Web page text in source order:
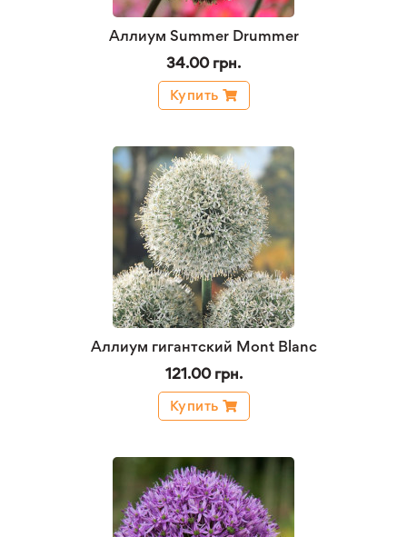
Аллиум Summer Drummer
34.00 грн.
Купить
Аллиум гигантский Mont Blanc
121.00 грн.
Купить